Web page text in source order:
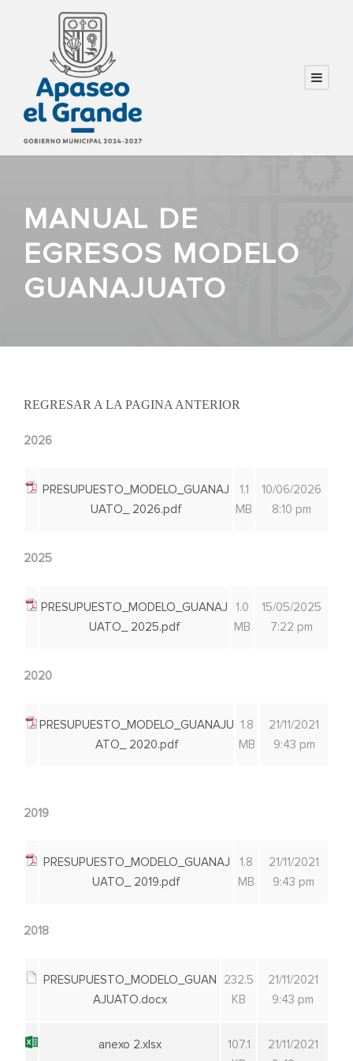
MANUAL DE
EGRESOS MODELO
GUANAJUATO
REGRESAR A LA PAGINA ANTERIOR
2026
PRESUPUESTO_MODELO_GUANAJ
UATO_ 2026.pdf
1.1
MB
10/06/2026
8:10 pm
2025
PRESUPUESTO_MODELO_GUANAJ
UATO_ 2025.pdf
1.0
MB
15/05/2025
7:22 pm
2020
PRESUPUESTO_MODELO_GUANAJU
ATO_ 2020.pdf
1.8
MB
21/11/2021
9:43 pm
2019
PRESUPUESTO_MODELO_GUANAJ
UATO_ 2019.pdf
1.8
MB
21/11/2021
9:43 pm
2018
PRESUPUESTO_MODELO_GUAN
AJUATO.docx
232.5
KB
21/11/2021
9:43 pm
anexo 2.xlsx
107.1
21/11/2021